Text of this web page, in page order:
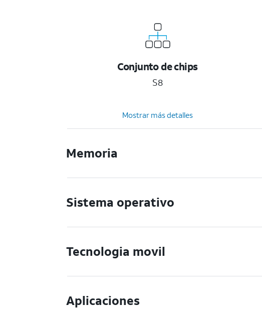
Conjunto de chips
S8
Mostrar más detalles
Memoria
Sistema operativo
Tecnologia movil
Aplicaciones